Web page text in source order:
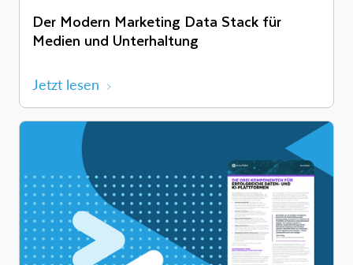
Der Modern Marketing Data Stack für
Medien und Unterhaltung
Jetzt lesen